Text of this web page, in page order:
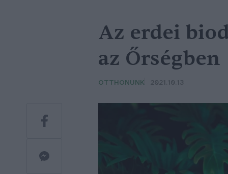
Az erdei
az Őrségben
OTTHONUNK 2021.10.13